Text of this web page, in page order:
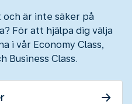
är inte säker på
För att hjälpa dig välja
i vår Economy Class,
Business Class.